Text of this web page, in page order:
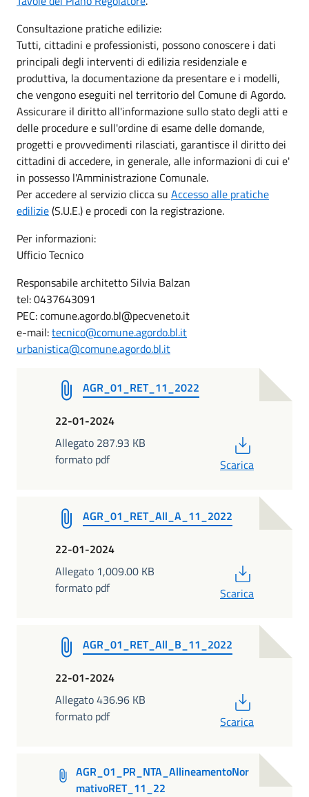
Consultazione pratiche edilizie:
Tutti, cittadini e professionisti, possono conoscere i dati
principali degli interventi di edilizia residenziale e
produttiva, la documentazione da presentare e i modelli,
che vengono eseguiti nel territorio del Comune di Agordo.
Assicurare il diritto all'informazione sullo stato degli atti e
delle procedure e sull'ordine di esame delle domande,
progetti e provvedimenti rilasciati, garantisce il diritto dei
cittadini di accedere, in generale, alle informazioni di cui e'
in possesso l'Amministrazione Comunale.
Per accedere al servizio clicca su Accesso alle pratiche
edilizie(S.U.E.) e procedi con la registrazione.
Per informazioni:
Ufficio Tecnico
Responsabile architetto Silvia Balzan
tel: 0437643091
PEC: comune.agordo.bl@pecveneto.it
e-mail:tecnico@comune.agordo.bl.it
urbanistica@comune.agordo.bl.it
AGR_01_RET_11_2022
22-01-2024
Allegato 287.93 KB
formato pdf
Scarica
AGR_01_RET_All_A_11_2022
22-01-2024
Allegato 1,009.00 KB
formato pdf
Scarica
AGR_01_RET_All_B_11_2022
22-01-2024
Allegato 436.96 KB
formato pdf
Scarica
AGR_01_PR_NTA_AllineamentoNor
mativoRET_11_22